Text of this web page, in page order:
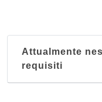
Attualmente
requisiti